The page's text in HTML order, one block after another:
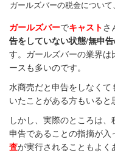
ガールズバーの税金について
ガールズバーでキャストさ
告をしていない状態/無申
す。ガールズバーの業界は
ースも多いのです。
水商売だと申告をしなくて
いたことがある方もいると
しかし、実際のところは
申告であることの指摘が入
査が実行されることもよく